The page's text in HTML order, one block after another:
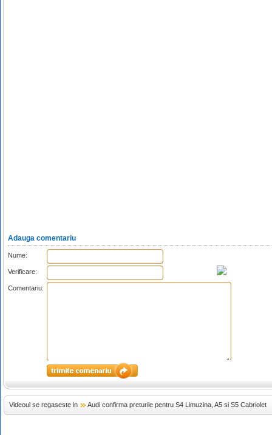
Adauga comentariu
Nume:
Verificare:
Comentariu:
Videoul se regaseste in Audi confirma preturile pentru S4 Limuzina, A5 si S5 Cabriolet